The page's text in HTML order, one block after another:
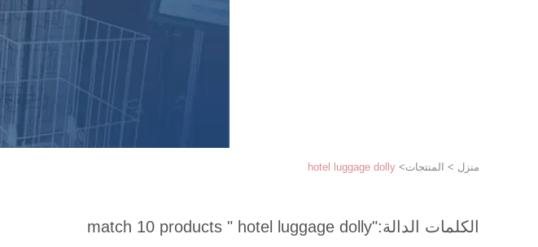
منزل > المنتجات>
hotel luggage dolly
الكلمات الدالة:"hotel luggage dolly "